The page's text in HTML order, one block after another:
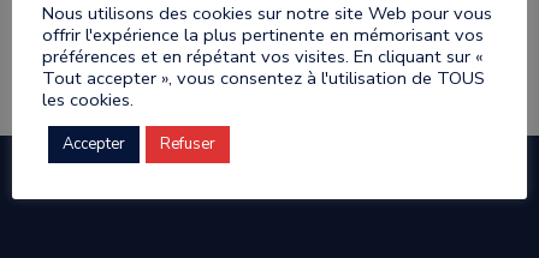
Retour Liste Artisans
Nous utilisons des cookies sur notre site Web pour vous
offrir l'expérience la plus pertinente en mémorisant vos
préférences et en répétant vos visites. En cliquant sur «
Tout accepter », vous consentez à l'utilisation de TOUS
les cookies.
Accepter Refuser